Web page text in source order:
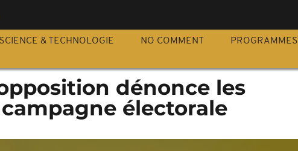
SCIENCE & TECHNOLOGIE NO COMMENT PROGRAMMES
dénonce les
électorale